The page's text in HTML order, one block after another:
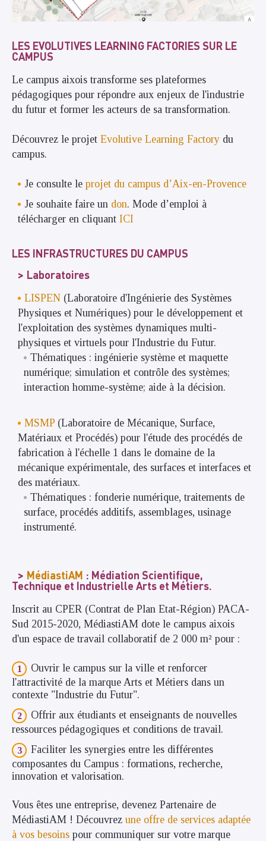
LES EVOLUTIVES LEARNING FACTORIES SUR LE
CAMPUS
Le campus aixois transforme ses plateformes
pédagogiques pour répondre aux enjeux de l'industrie
du futur et former les acteurs de sa transformation.
Découvrez le projet Evolutive Learning Factory du
campus.
Je consulte le projet du campus d’Aix-en-Provence
Je souhaite faire un don. Mode d’emploi à
télécharger en cliquant ICI
LES INFRASTRUCTURES DU CAMPUS
Laboratoires
LISPEN (Laboratoire d'Ingénierie des Systèmes
Physiques et Numériques) pour le développement et
l'exploitation des systèmes dynamiques multi-
physiques et virtuels pour l'Industrie du Futur.
Thématiques : ingénierie système et maquette
numérique; simulation et contrôle des systèmes;
interaction homme-système; aide à la décision.
MSMP (Laboratoire de Mécanique, Surface,
Matériaux et Procédés) pour l'étude des procédés de
fabrication à l'échelle 1 dans le domaine de la
mécanique expérimentale, des surfaces et interfaces et
des matériaux.
Thématiques : fonderie numérique, traitements de
surface, procédés additifs, assemblages, usinage
instrumenté.
MédiastiAM : Médiation Scientifique,
Technique et Industrielle Arts et Métiers.
Inscrit au CPER (Contrat de Plan Etat-Région) PACA-
Sud 2015-2020, MédiastiAM dote le campus aixois
d'un espace de travail collaboratif de 2 000 m² pour :
Ouvrir le campus sur la ville et renforcer
l'attractivité de la marque Arts et Métiers dans un
contexte "Industrie du Futur".
Offrir aux étudiants et enseignants de nouvelles
ressources pédagogiques et conditions de travail.
Faciliter les synergies entre les différentes
composantes du Campus : formations, recherche,
innovation et valorisation.
Vous êtes une entreprise, devenez Partenaire de
MédiastiAM ! Découvrez une offre de services adaptée
à vos besoins pour communiquer sur votre marque